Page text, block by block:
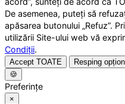
De asemenea, puteți să
apăsarea butonului „Refuz”.
utilizării Site-ului web vă
Condiții.
Accept TOATE Resping
🍪
Preferințe
×